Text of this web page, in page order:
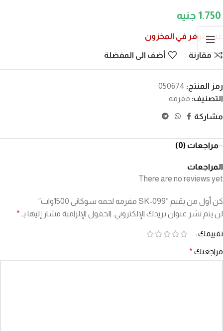
1.750
غير متوفر في المخزون
مقارنة أضف الى المفضلة
رمز المنتج: 050674
التصنيف: مفرمه
مشاركة
مراجعات (0)
المراجعات
There are no reviews yet
كن أول من يقيم “SK-099 مفرمه لحمه سوكانى 1500وات”
لن يتم نشر عنوان بريدك الإلكتروني. الحقول الإلزامية مشار إليها بـ *
تقييمك
مراجعتك *